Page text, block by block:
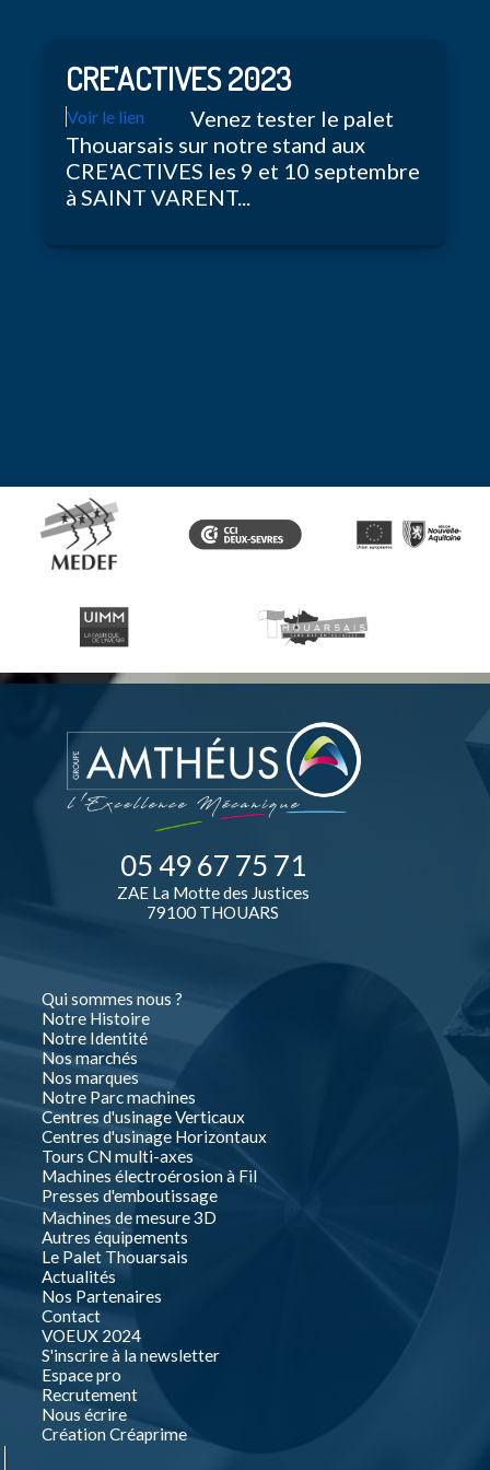
CRE'ACTIVES 2023
Voir le lien
Venez tester le palet
Thouarsais sur notre stand aux
CRE'ACTIVES les 9 et 10 septembre
à SAINT VARENT...
05 49 67 75 71
ZAE La Motte des Justices
79100 THOUARS
Qui sommes nous ?
Notre Histoire
Notre Identité
Nos marchés
Nos marques
Notre Parc machines
Centres d'usinage Verticaux
Centres d'usinage Horizontaux
Tours CN multi-axes
Machines électroérosion à Fil
Presses d'emboutissage
Machines de mesure 3D
Autres équipements
Le Palet Thouarsais
Actualités
Nos Partenaires
Contact
VOEUX 2024
S'inscrire à la newsletter
Espace pro
Recrutement
Nous écrire
Création Créaprime